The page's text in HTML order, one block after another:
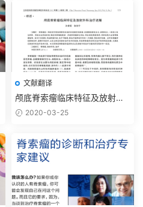
文献翻译
颅底脊索瘤临床特征及放射外
科治疗进展2012
2020-03-25